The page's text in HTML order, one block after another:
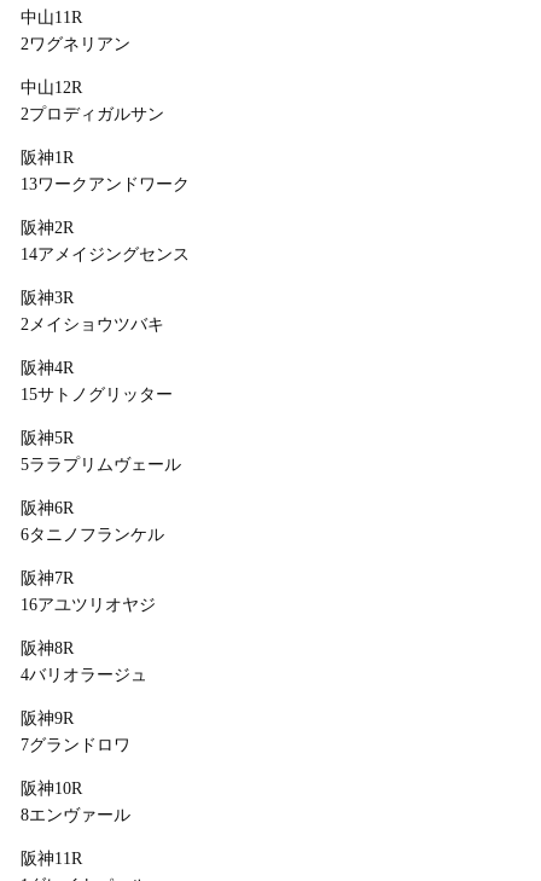
中山11R
2ワグネリアン
中山12R
2プロディガルサン
阪神1R
13ワークアンドワーク
阪神2R
14アメイジングセンス
阪神3R
2メイショウツバキ
阪神4R
15サトノグリッター
阪神5R
5ララプリムヴェール
阪神6R
6タニノフランケル
阪神7R
16アユツリオヤジ
阪神8R
4バリオラージュ
阪神9R
7グランドロワ
阪神10R
8エンヴァール
阪神11R